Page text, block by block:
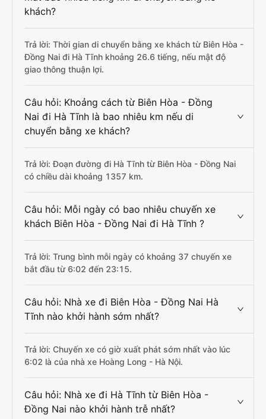
khách?
Trả lời: Thời gian di chuyển bằng xe khách từ Biên Hòa -
Đồng Nai đi Hà Tĩnh khoảng 26.6 tiếng, nếu mật độ
giao thông thuận lợi.
Câu hỏi: Khoảng cách từ Biên Hòa - Đồng
Nai đi Hà Tĩnh là bao nhiêu km nếu di
chuyển bằng xe khách?
Trả lời: Đoạn đường đi Hà Tĩnh từ Biên Hòa - Đồng Nai
có chiều dài khoảng 1357 km.
Câu hỏi: Mỗi ngày có bao nhiêu chuyến xe
khách Biên Hòa - Đồng Nai đi Hà Tĩnh ?
Trả lời: Trung bình mỗi ngày có khoảng 37 chuyến xe
bắt đầu từ 6:02 đến 23:15.
Câu hỏi: Nhà xe đi Biên Hòa - Đồng Nai Hà
Tĩnh nào khởi hành sớm nhất?
Trả lời: Chuyến xe có giờ xuất phát sớm nhất vào lúc
6:02 là của nhà xe Hoàng Long - Hà Nội.
Câu hỏi: Nhà xe đi Hà Tĩnh từ Biên Hòa -
Đồng Nai nào khởi hành trễ nhất?